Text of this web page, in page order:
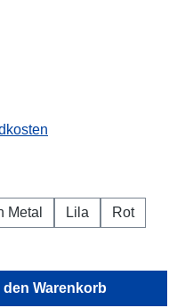
Metal Lila
Rot
gewünschten
den Warenkorb